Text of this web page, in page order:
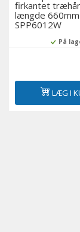
firkantet
længde
SPP6012W
På
LÆG I
Køling i bageri
Køleskabe til
Servering over
Displays med